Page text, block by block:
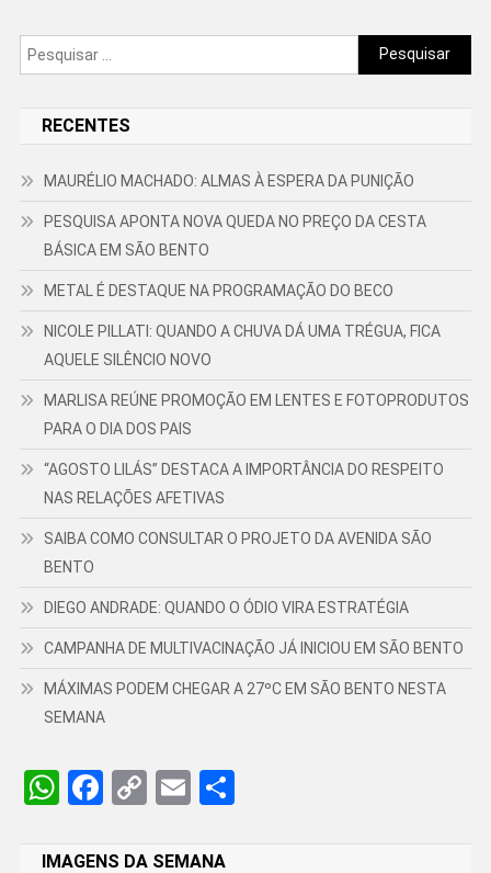
Pesquisar
por:
RECENTES
MAURÉLIO MACHADO: ALMAS À ESPERA DA PUNIÇÃO
PESQUISA APONTA NOVA QUEDA NO PREÇO DA CESTA
BÁSICA EM SÃO BENTO
METAL É DESTAQUE NA PROGRAMAÇÃO DO BECO
NICOLE PILLATI: QUANDO A CHUVA DÁ UMA TRÉGUA, FICA
AQUELE SILÊNCIO NOVO
MARLISA REÚNE PROMOÇÃO EM LENTES E FOTOPRODUTOS
PARA O DIA DOS PAIS
“AGOSTO LILÁS” DESTACA A IMPORTÂNCIA DO RESPEITO
NAS RELAÇÕES AFETIVAS
SAIBA COMO CONSULTAR O PROJETO DA AVENIDA SÃO
BENTO
DIEGO ANDRADE: QUANDO O ÓDIO VIRA ESTRATÉGIA
CAMPANHA DE MULTIVACINAÇÃO JÁ INICIOU EM SÃO BENTO
MÁXIMAS PODEM CHEGAR A 27ºC EM SÃO BENTO NESTA
SEMANA
WhatsApp
Facebook
CopyEmailShare
IMAGENS DA SEMANA